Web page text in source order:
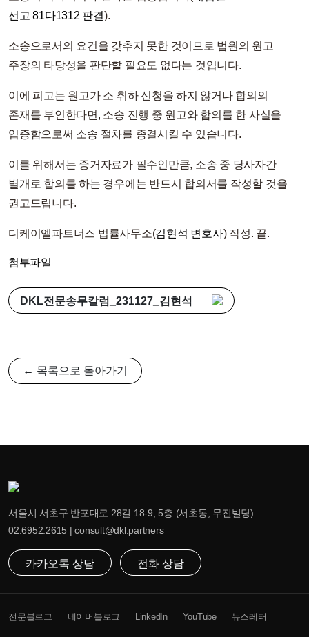
선고 81다1312 판결).
소송으로서의 요건을 갖추지 못한 것이므로 법원의 원고
주장의 타당성을 판단할 필요도 없다는 것입니다.
이에 피고는 원고가 소 취하 신청을 하지 않거나 합의의
존재를 부인한다면, 소송 진행 중 원고와 합의를 한 사실을
입증함으로써 소송 절차를 종결시킬 수 있습니다.
이를 위해서는 증거자료가 필수인만큼, 소송 중 당사자간
별개로 합의를 하는 경우에는 반드시 합의서를 작성할 것을
권고드립니다.
디케이엘파트너스 법률사무소(김현석 변호사) 작성. 끝.
첨부파일
DKL전문송무칼럼_231127_김현석
← 목록으로 돌아가기
서울시 서초구 반포대로 28길 18-9, 5층 (서초동, 무진빌딩)
02.6952.2615 | consult@dkl.partners
카카오톡 상담 전화 상담
전문블로그 네이버블로그 LinkedIn YouTube 뉴스레터